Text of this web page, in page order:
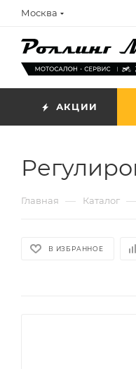
Москва
АКЦИИ
Главная — Каталог —
В ИЗБРАННОЕ